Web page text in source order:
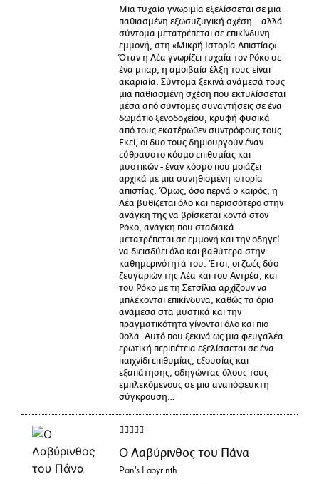
Μια τυχαία γνωριμία εξελίσσεται σε μια
παθιασμένη εξωσυζυγική σχέση… αλλά
σύντομα μετατρέπεται σε επικίνδυνη
εμμονή, στη «Μικρή Ιστορία Απιστίας».
Όταν η Λέα γνωρίζει τυχαία τον Ρόκο σε
ένα μπαρ, η αμοιβαία έλξη τους είναι
ακαριαία. Σύντομα ξεκινά ανάμεσά τους
μια παθιασμένη σχέση που εκτυλίσσεται
μέσα από σύντομες συναντήσεις σε ένα
δωμάτιο ξενοδοχείου, κρυφή φυσικά
από τους εκατέρωθεν συντρόφους τους.
Εκεί, οι δυο τους δημιουργούν έναν
εύθραυστο κόσμο επιθυμίας και
μυστικών - έναν κόσμο που μοιάζει
αρχικά με μια συνηθισμένη ιστορία
απιστίας. Όμως, όσο περνά ο καιρός, η
Λέα βυθίζεται όλο και περισσότερο στην
ανάγκη της να βρίσκεται κοντά στον
Ρόκο, ανάγκη που σταδιακά
μετατρέπεται σε εμμονή και την οδηγεί
να διεισδύει όλο και βαθύτερα στην
καθημερινότητά του. Έτσι, οι ζωές δύο
ζευγαριών της Λέα και του Αντρέα, και
του Ρόκο με τη Σετσίλια αρχίζουν να
μπλέκονται επικίνδυνα, καθώς τα όρια
ανάμεσα στα μυστικά και την
πραγματικότητα γίνονται όλο και πιο
θολά. Αυτό που ξεκινά ως μια φευγαλέα
ερωτική περιπέτεια εξελίσσεται σε ένα
παιχνίδι επιθυμίας, εξουσίας και
εξαπάτησης, οδηγώντας όλους τους
εμπλεκόμενους σε μια αναπόφευκτη
σύγκρουση…
Ο Λαβύρινθος του Πάνα
Pan's Labyrinth